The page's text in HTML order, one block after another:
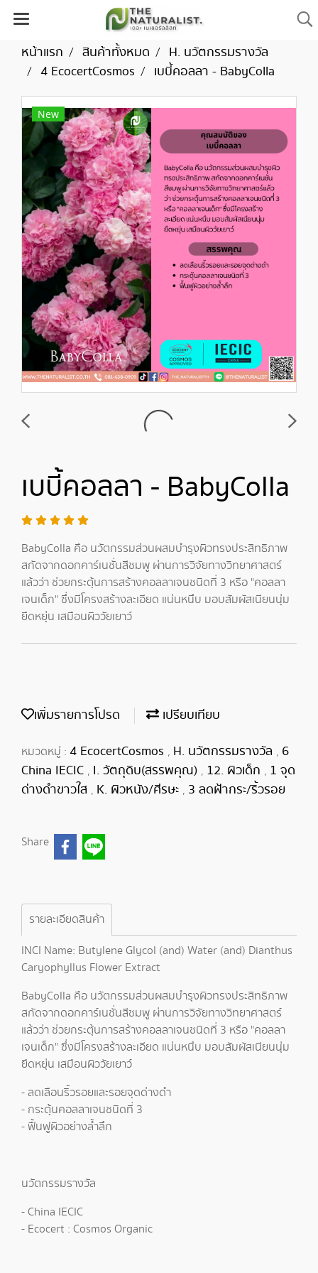
หน้าแรก สินค้าทั้งหมด
H. นวัตกรรมรางวัล
4 EcocertCosmos
เบบี้คอลลา - BabyColla
New
เบบี้คอลลา - BabyColla
BabyColla คือ นวัตกรรมส่วนผสมบำรุงผิวทรงประสิทธิภาพ
สกัดจากดอกคาร์เนชั่นสีชมพู ผ่านการวิจัยทางวิทยาศาสตร์
แล้วว่า ช่วยกระตุ้นการสร้างคอลลาเจนชนิดที่ 3 หรือ "คอลลา
เจนเด็ก" ซึ่งมีโครงสร้างละเอียด แน่นหนึบ มอบสัมผัสเนียนนุ่ม
ยืดหยุ่น เสมือนผิววัยเยาว์
เพิ่มรายการโปรด เปรียบเทียบ
หมวดหมู่ : 4 EcocertCosmos , H. นวัตกรรมรางวัล , 6
China IECIC , I. วัตถุดิบ(สรรพคุณ) , 12. ผิวเด็ก , 1 จุด
ด่างดำขาวใส , K. ผิวหนัง/ศีรษะ , 3 ลดฝ้ากระ/ริ้วรอย
Share
รายละเอียดสินค้า
INCI Name: Butylene Glycol (and) Water (and) Dianthus
Caryophyllus Flower Extract
BabyColla คือ นวัตกรรมส่วนผสมบำรุงผิวทรงประสิทธิภาพ
สกัดจากดอกคาร์เนชั่นสีชมพู ผ่านการวิจัยทางวิทยาศาสตร์
แล้วว่า ช่วยกระตุ้นการสร้างคอลลาเจนชนิดที่ 3 หรือ "คอลลา
เจนเด็ก" ซึ่งมีโครงสร้างละเอียด แน่นหนึบ มอบสัมผัสเนียนนุ่ม
ยืดหยุ่น เสมือนผิววัยเยาว์
- ลดเลือนริ้วรอยและรอยจุดด่างดำ
- กระตุ้นคอลลาเจนชนิดที่ 3
- ฟื้นฟูผิวอย่างล้ำลึก
นวัตกรรมรางวัล
- China IECIC
- Ecocert : Cosmos Organic